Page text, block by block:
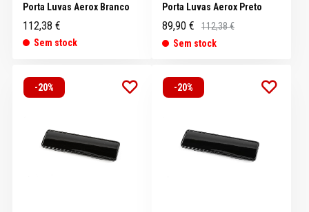
Porta Luvas Aerox Branco
112,38 €
Sem stock
Porta Luvas Aerox Preto
89,90 €
112,38 €
Sem stock
-20% -20%